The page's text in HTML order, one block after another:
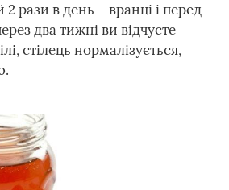
рази в день – вранці і перед
два тижні ви відчуєте
стілець нормалізується,